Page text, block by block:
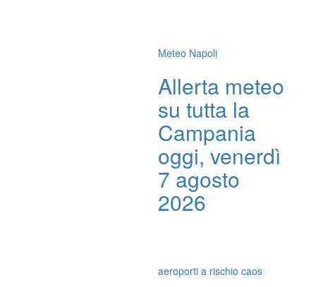
Meteo Napoli
Allerta meteo
su tutta la
Campania
oggi, venerdì
7 agosto
2026
aeroporti a rischio caos